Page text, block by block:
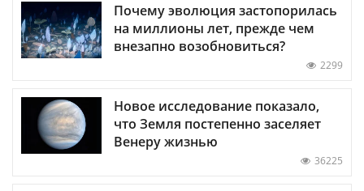
Почему эволюция застопорилась
на миллионы лет, прежде чем
внезапно возобновиться?
2299
Новое исследование показало,
что Земля постепенно заселяет
Венеру жизнью
36225